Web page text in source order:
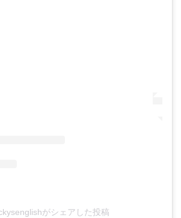
がシェアした投稿